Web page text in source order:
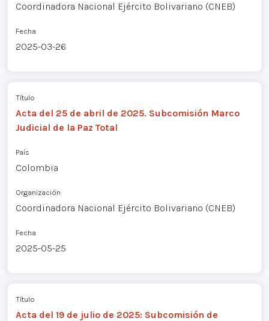
Coordinadora Nacional Ejército Bolivariano (CNEB)
Fecha
2025-03-26
Título
Acta del 25 de abril de 2025. Subcomisión Marco
Judicial de la Paz Total
País
Colombia
Organización
Coordinadora Nacional Ejército Bolivariano (CNEB)
Fecha
2025-05-25
Título
Acta del 19 de julio de 2025: Subcomisión de